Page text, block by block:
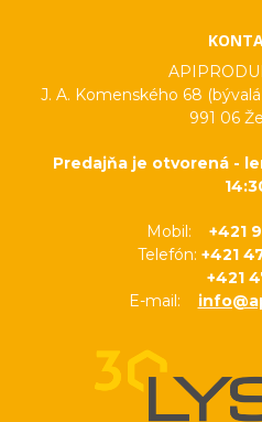
J. A. Komenského 68
991 06
Predajňa je otvorená -
Mobil: +421
Telefón: +421
+421 47
E-mail: